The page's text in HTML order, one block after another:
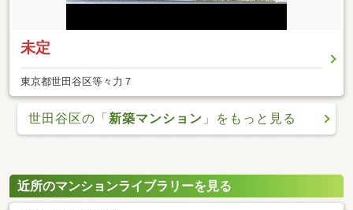
未定
東京都世田谷区等々力７
世田谷区の「新築マンション 」をもっと見る
近所のマンションライブラリーを見る